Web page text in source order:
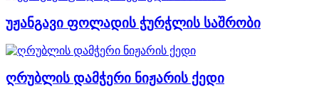
უჟანგავი ფოლადის ჭურჭლის საშრობი
ღრუბლის დამჭერი ნიჟარის ქედი